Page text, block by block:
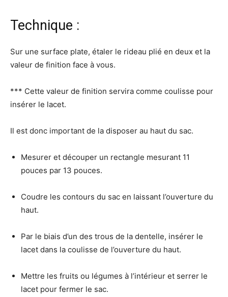
Technique :
Sur une surface plate, étaler le rideau plié en deux et la
valeur de finition face à vous.
*** Cette valeur de finition servira comme coulisse pour
insérer le lacet.
Il est donc important de la disposer au haut du sac.
Mesurer et découper un rectangle mesurant 11
pouces par 13 pouces.
Coudre les contours du sac en laissant l’ouverture du
haut.
Par le biais d’un des trous de la dentelle, insérer le
lacet dans la coulisse de l’ouverture du haut.
Mettre les fruits ou légumes à l’intérieur et serrer le
lacet pour fermer le sac.